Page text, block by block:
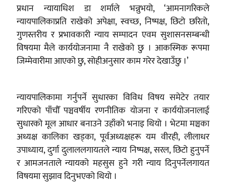
प्रधान न्यायाधिश डा शर्माले भन्नुभयो, ‘आमनागरिकले
न्यायपालिकाप्रति राखेको अपेक्षा, स्वच्छ, निष्पक्ष, छिटो छरितो,
गुणस्तरीय र प्रभावकारी न्याय सम्पादन एवम सुशासनसम्बन्धी
विषयमा मैले कार्ययोजनामा नै राखेको छु । आकस्मिक रूपमा
जिम्मेवारीमा आएको छु, सोहीअनुसार काम गरेर देखाउँछु ।’
न्यायपालिकामा गर्नुपर्ने सुधारका विविध विषय समेटेर तयार
गरिएको पाँचौँ पञ्चवर्षीय रणनीतिक योजना र कार्ययोजनालाई
सुधारको मूल आधार बनाउने उहाँको भनाइ थियो । भेटमा मञ्चका
अध्यक्ष कालिका खड्का, पूर्वअध्यक्षहरू यम वीरही, लीलाधर
उपाध्याय, दुर्गा दुलाललगायतले न्याय निष्पक्ष, सरल, छिटो हुनुपर्ने
र आमजनताले न्यायको महसुस हुने गरी न्याय दिनुपर्नेलगायत
विषयमा सुझाव दिनुभएको थियो ।